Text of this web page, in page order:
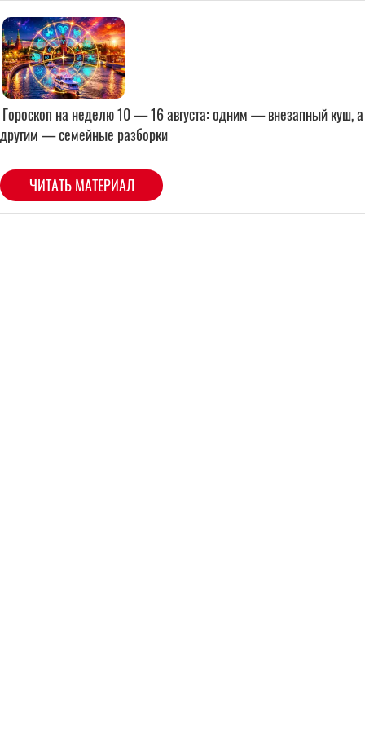
Гороскоп на неделю 10 — 16 августа: одним — внезапный куш, а
другим — семейные разборки
ЧИТАТЬ МАТЕРИАЛ